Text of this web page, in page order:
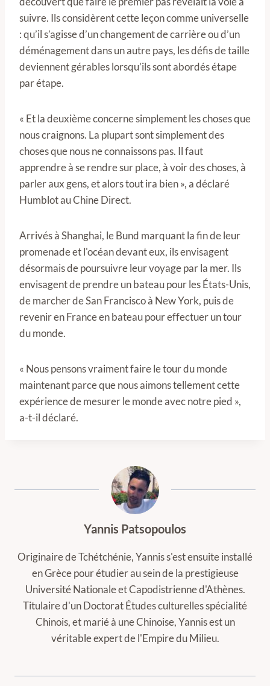
suivre. Ils considèrent cette leçon comme universelle
: qu’il s’agisse d’un changement de carrière ou d’un
déménagement dans un autre pays, les défis de taille
deviennent gérables lorsqu’ils sont abordés étape
par étape.
« Et la deuxième concerne simplement les choses que
nous craignons. La plupart sont simplement des
choses que nous ne connaissons pas. Il faut
apprendre à se rendre sur place, à voir des choses, à
parler aux gens, et alors tout ira bien », a déclaré
Humblot au Chine Direct.
Arrivés à Shanghai, le Bund marquant la fin de leur
promenade et l'océan devant eux, ils envisagent
désormais de poursuivre leur voyage par la mer. Ils
envisagent de prendre un bateau pour les États-Unis,
de marcher de San Francisco à New York, puis de
revenir en France en bateau pour effectuer un tour
du monde.
« Nous pensons vraiment faire le tour du monde
maintenant parce que nous aimons tellement cette
expérience de mesurer le monde avec notre pied »,
a-t-il déclaré.
Yannis Patsopoulos
Originaire de Tchétchénie, Yannis s'est ensuite installé
en Grèce pour étudier au sein de la prestigieuse
Université Nationale et Capodistrienne d'Athènes.
Titulaire d'un Doctorat Études culturelles spécialité
Chinois, et marié à une Chinoise, Yannis est un
véritable expert de l'Empire du Milieu.